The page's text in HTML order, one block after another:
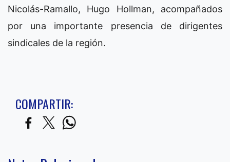
Nicolás-Ramallo, Hugo Hollman, acompañados
por una importante presencia de dirigentes
sindicales de la región.
COMPARTIR: